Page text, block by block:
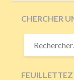
CHERCHER
RECHERCHER :